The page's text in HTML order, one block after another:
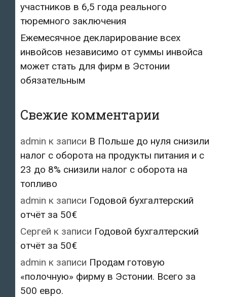
участников в 6,5 года реального
тюремного заключения
Ежемесячное декларирование всех
инвойсов независимо от суммы инвойса
может стать для фирм в Эстонии
обязательным
Свежие комментарии
admin к записи В Польше до нуля снизили
налог с оборота на продукты питания и с
23 до 8% снизили налог с оборота на
топливо
admin к записи Годовой бухгалтерский
отчёт за 50€
Сергей к записи Годовой бухгалтерский
отчёт за 50€
admin к записи Продам готовую
«полочную» фирму в Эстонии. Всего за
500 евро.